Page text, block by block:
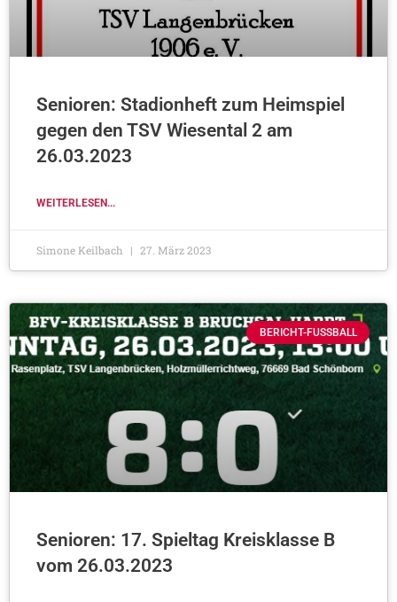
Senioren: Stadionheft zum Heimspiel
gegen den TSV Wiesental 2 am
26.03.2023
WEITERLESEN...
Simone Keilbach 27. März 2023
BERICHT-FUSSBALL
Senioren: 17. Spieltag Kreisklasse B
vom 26.03.2023